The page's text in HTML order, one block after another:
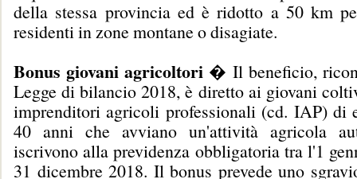
della stessa provincia ed è ridotto a 50 km
residenti in zone montane o disagiate.
Bonus giovani agricoltori � Il beneficio,
Legge di bilancio 2018, è diretto ai giovani
imprenditori agricoli professionali (cd. IAP) di
40 anni che avviano un'attività agricola
iscrivono alla previdenza obbligatoria tra l'1
31 dicembre 2018. Il bonus prevede uno